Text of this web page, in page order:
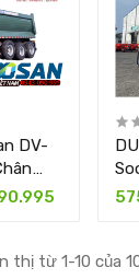
DV-
thị từ 1-10 của